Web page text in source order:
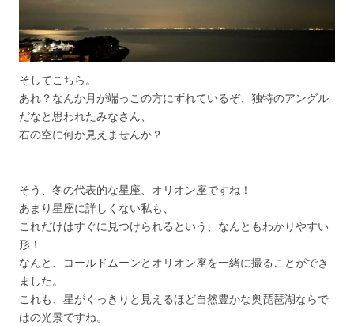
そしてこちら。
あれ？なんか月が端っこの方にずれているぞ、独特のアングル
だなと思われたみなさん、
右の空に何か見えませんか？
そう、冬の代表的な星座、オリオン座ですね！
あまり星座に詳しくない私も、
これだけはすぐに見つけられるという、なんともわかりやすい
形！
なんと、コールドムーンとオリオン座を一緒に撮ることができ
ました。
これも、星がくっきりと見えるほど自然豊かな奥琵琶湖ならで
はの光景ですね。